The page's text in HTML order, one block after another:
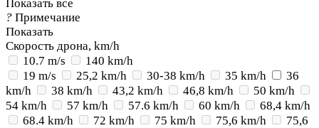
Показать все
? Примечание
Показать
Скорость дрона, km/h
10.7 m/s
140 km/h
19 m/s
25,2 km/h 30-38 km/h 35 km/h
36
km/h
38 km/h 43,2 km/h 46,8 km/h
50 km/h
54 km/h
57 km/h 57.6 km/h 60 km/h
68,4 km/h
68.4 km/h
72 km/h 75 km/h 75,6 km/h
75,6